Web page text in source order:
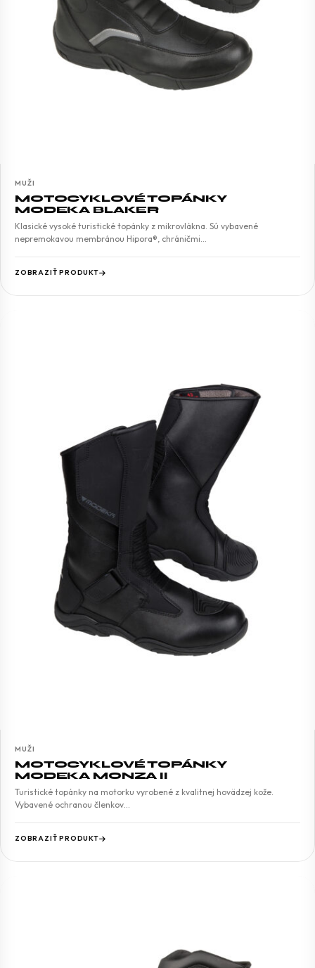
MUŽI
MOTOCYKLOVÉ TOPÁNKY
MODEKA BLAKER
Klasické vysoké turistické topánky z mikrovlákna. Sú vybavené
nepremokavou membránou Hipora®, chráničmi…
ZOBRAZIŤ PRODUKT
MUŽI
MOTOCYKLOVÉ TOPÁNKY
MODEKA MONZA II
Turistické topánky na motorku vyrobené z kvalitnej hovädzej kože.
Vybavené ochranou členkov…
ZOBRAZIŤ PRODUKT